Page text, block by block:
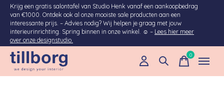
Krijg een gratis salontafel van Studio Henk vanaf een aankoopbedrag
van €1000. Ontdek ook al onze mooiste sale producten aan een
interessante prijs. – Advies nodig? Wij helpen je graag met jouw
interieurinrichting. Spring binnen in onze winkel. ☺ – Lees hier meer
over onze designstudio.
0items